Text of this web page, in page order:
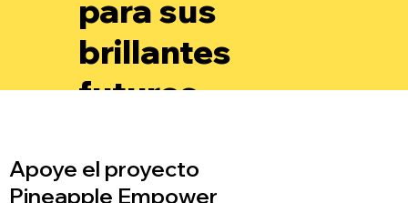
para sus
brillantes
futuros.
Apoye el proyecto
Pineapple Empower